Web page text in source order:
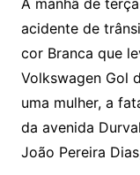
A manhã de
acidente de
cor Branca que
Volkswagen Gol
uma mulher, a
da avenida
João Pereira